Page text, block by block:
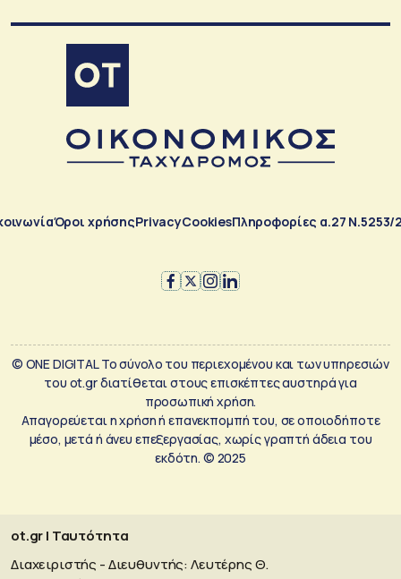
Όροι χρήσηςPrivacyCookiesΠληροφορίες α.27 Ν.5253/
© ONE DIGITAL Το σύνολο του περιεχομένου και των υπηρεσιών
του ot.gr διατίθεται στους επισκέπτες αυστηρά για
προσωπική χρήση.
Απαγορεύεται η χρήση ή επανεκπομπή του, σε οποιοδήποτε
μέσο, μετά ή άνευ επεξεργασίας, χωρίς γραπτή άδεια του
εκδότη. © 2025
ot.gr | Ταυτότητα
Διαχειριστής - Διευθυντής: Λευτέρης Θ.